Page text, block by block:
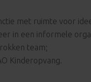
met ruimte voor
in een informele
team;
Kinderopvang.